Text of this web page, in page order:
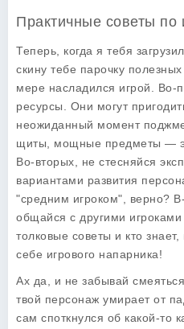
Практичные советы по
Теперь, когда я тебя
скину тебе парочку
мере насладился игрой. Во-
ресурсы. Они могут
неожиданный момент
щиты, мощные предметы —
Во-вторых, не стесняйся
вариантами развития
"средним игроком", верно?
общайся с другими
толковые советы и кто
себе игрового напарника!
Ах да, и не забывай
твой персонаж умирает от
сам споткнулся об какой-то